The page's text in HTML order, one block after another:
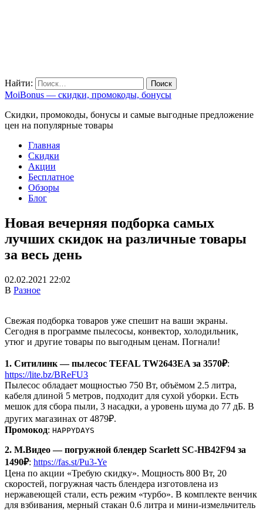
Найти:
MoiBonus — скидки, промокоды, бонусы
Скидки, промокоды, бонусы и самые выгодные предложение
цен на популярные товары
Главная
Скидки
Акции
Бесплатное
Обзоры
Блог
Новая вечерняя подборка самых
лучших скидок на различные товары
за весь день
02.02.2021 22:02
В Разное
Свежая подборка товаров уже спешит на ваши экраны.
Сегодня в программе пылесосы, конвектор, холодильник,
утюг и другие товары по выгодным ценам. Погнали!
1. Ситилинк — пылесос TEFAL TW2643EA за 3570₽:
https://lite.bz/BReFU3
Пылесос обладает мощностью 750 Вт, объёмом 2.5 литра,
кабеля длиной 5 метров, подходит для сухой уборки. Есть
мешок для сбора пыли, 3 насадки, а уровень шума до 77 дБ. В
других магазинах от 4879₽.
Промокод: HAPPYDAYS
2. М.Видео — погружной блендер Scarlett SC-HB42F94 за
1490₽: https://fas.st/Pu3-Ye
Цена по акции «Требую скидку». Мощность 800 Вт, 20
скоростей, погружная часть блендера изготовлена из
нержавеющей стали, есть режим «турбо». В комплекте венчик
для взбивания, мерный стакан 0.6 литра и мини-измельчитель